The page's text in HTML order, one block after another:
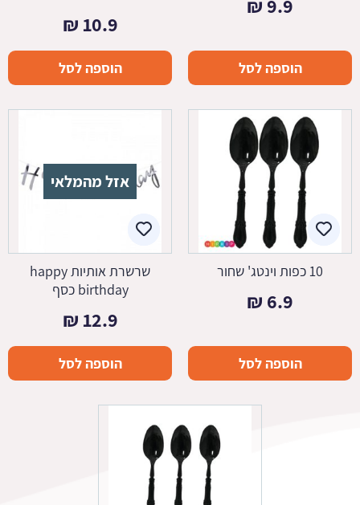
9.9
₪
הוספה לסל
10.9
₪
הוספה לסל
10 כפות וינטג' שחור
6.9
₪
הוספה לסל
אזל מהמלאי
שרשרת אותיות happy
birthday כסף
12.9
₪
הוספה לסל